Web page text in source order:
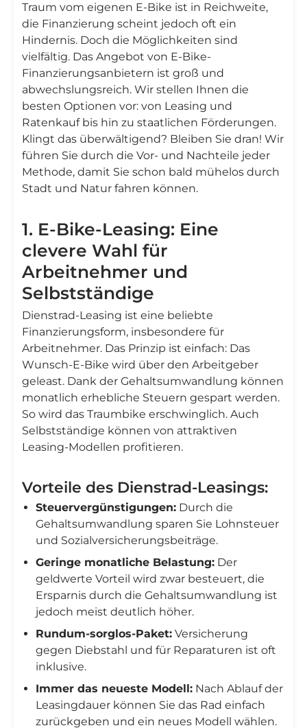
Traum vom eigenen E-Bike ist in Reichweite,
die Finanzierung scheint jedoch oft ein
Hindernis. Doch die Möglichkeiten sind
vielfältig. Das Angebot von E-Bike-
Finanzierungsanbietern ist groß und
abwechslungsreich. Wir stellen Ihnen die
besten Optionen vor: von Leasing und
Ratenkauf bis hin zu staatlichen Förderungen.
Klingt das überwältigend? Bleiben Sie dran! Wir
führen Sie durch die Vor- und Nachteile jeder
Methode, damit Sie schon bald mühelos durch
Stadt und Natur fahren können.
1. E-Bike-Leasing: Eine
clevere Wahl für
Arbeitnehmer und
Selbstständige
Dienstrad-Leasing ist eine beliebte
Finanzierungsform, insbesondere für
Arbeitnehmer. Das Prinzip ist einfach: Das
Wunsch-E-Bike wird über den Arbeitgeber
geleast. Dank der Gehaltsumwandlung können
monatlich erhebliche Steuern gespart werden.
So wird das Traumbike erschwinglich. Auch
Selbstständige können von attraktiven
Leasing-Modellen profitieren.
Vorteile des Dienstrad-Leasings:
Steuervergünstigungen: Durch die
Gehaltsumwandlung sparen Sie Lohnsteuer
und Sozialversicherungsbeiträge.
Geringe monatliche Belastung: Der
geldwerte Vorteil wird zwar besteuert, die
Ersparnis durch die Gehaltsumwandlung ist
jedoch meist deutlich höher.
Rundum-sorglos-Paket: Versicherung
gegen Diebstahl und für Reparaturen ist oft
inklusive.
Immer das neueste Modell: Nach Ablauf der
Leasingdauer können Sie das Rad einfach
zurückgeben und ein neues Modell wählen.